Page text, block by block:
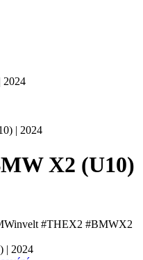
| 2024
X2 (U10)
#THEX2 #BMWX2